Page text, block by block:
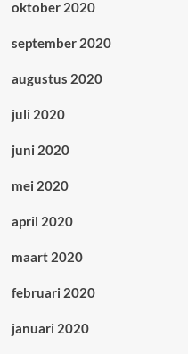
oktober 2020
september 2020
augustus 2020
juli 2020
juni 2020
mei 2020
april 2020
maart 2020
februari 2020
januari 2020